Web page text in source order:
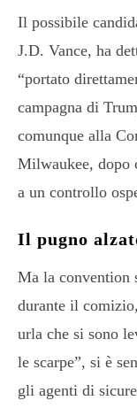
Il possibile
J.D. Vance, ha
“portato
campagna di
comunque alla
Milwaukee, dopo
a un controllo
Il pugno
Ma la convention
durante il
urla che si sono
le scarpe”, si è
gli agenti di